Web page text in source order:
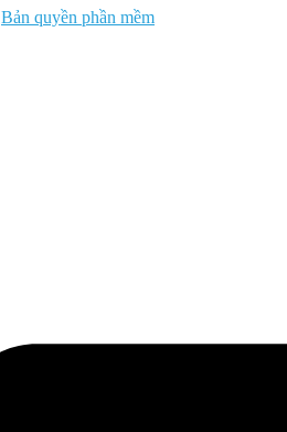
Bản quyền phần mềm